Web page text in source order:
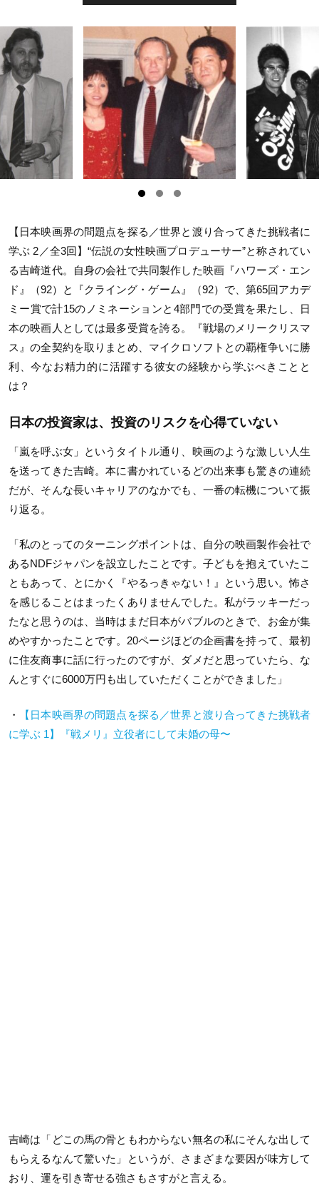
【日本映画界の問題点を探る／世界と渡り合ってきた挑戦者に
学ぶ 2／全3回】“伝説の女性映画プロデューサー”と称されてい
る吉崎道代。自身の会社で共同製作した映画『ハワーズ・エン
ド』（92）と『クライング・ゲーム』（92）で、第65回アカデ
ミー賞で計15のノミネーションと4部門での受賞を果たし、日
本の映画人としては最多受賞を誇る。『戦場のメリークリスマ
ス』の全契約を取りまとめ、マイクロソフトとの覇権争いに勝
利、今なお精力的に活躍する彼女の経験から学ぶべきことと
は？
日本の投資家は、投資のリスクを心得ていない
「嵐を呼ぶ女」というタイトル通り、映画のような激しい人生
を送ってきた吉崎。本に書かれているどの出来事も驚きの連続
だが、そんな長いキャリアのなかでも、一番の転機について振
り返る。
「私のとってのターニングポイントは、自分の映画製作会社で
あるNDFジャパンを設立したことです。子どもを抱えていたこ
ともあって、とにかく『やるっきゃない！』という思い。怖さ
を感じることはまったくありませんでした。私がラッキーだっ
たなと思うのは、当時はまだ日本がバブルのときで、お金が集
めやすかったことです。20ページほどの企画書を持って、最初
に住友商事に話に行ったのですが、ダメだと思っていたら、な
んとすぐに6000万円も出していただくことができました」
・
【日本映画界の問題点を探る／世界と渡り合ってきた挑戦者
に学ぶ 1】『戦メリ』立役者にして未婚の母〜
吉崎は「どこの馬の骨ともわからない無名の私にそんな出して
もらえるなんて驚いた」というが、さまざまな要因が味方して
おり、運を引き寄せる強さもさすがと言える。